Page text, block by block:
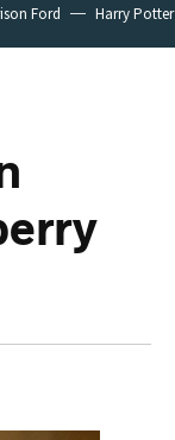
Ford Harry Potter